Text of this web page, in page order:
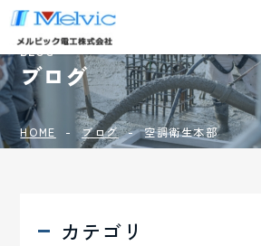
BLOG
ブログ
HOME ブログ 空調衛生本部
カテゴリ